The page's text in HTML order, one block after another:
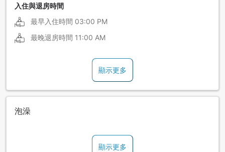
入住與退房時間
最早入住時間 03:00 PM
最晚退房時間 11:00 AM
顯示更多
泡澡
顯示更多